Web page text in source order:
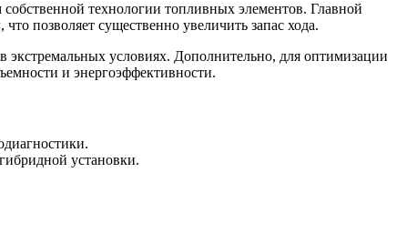
технологии топливных элементов. Главной
позволяет существенно увеличить запас хода.
условиях. Дополнительно, для оптимизации
и энергоэффективности.
установки.